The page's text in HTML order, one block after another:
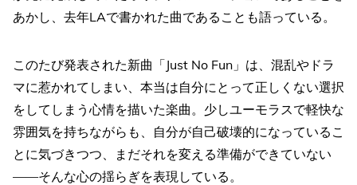
あかし、去年LAで書かれた曲であることも語っている。
このたび発表された新曲「Just No Fun」は、混乱やドラ
マに惹かれてしまい、本当は自分にとって正しくない選択
をしてしまう心情を描いた楽曲。少しユーモラスで軽快な
雰囲気を持ちながらも、自分が自己破壊的になっているこ
とに気づきつつ、まだそれを変える準備ができていない
――そんな心の揺らぎを表現している。